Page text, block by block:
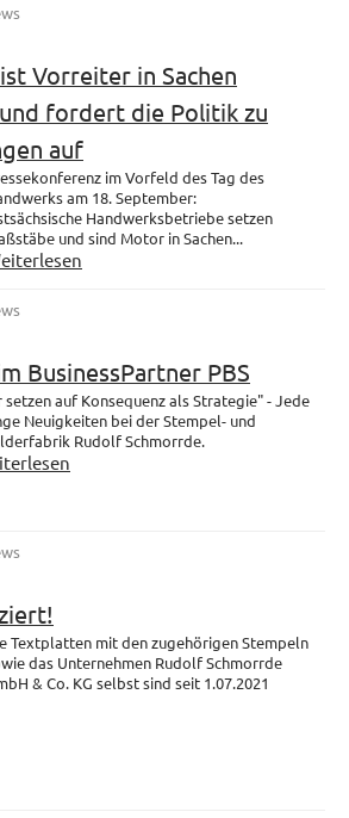
Vorreiter in Sachen
fordert die Politik zu
auf
im Vorfeld des Tag des
am 18. September:
Handwerksbetriebe setzen
und sind Motor in Sachen...
BusinessPartner PBS
setzen auf Konsequenz als Strategie" - Jede
Neuigkeiten bei der Stempel- und
Rudolf Schmorrde.
Textplatten mit den zugehörigen Stempeln
das Unternehmen Rudolf Schmorrde
& Co. KG selbst sind seit 1.07.2021